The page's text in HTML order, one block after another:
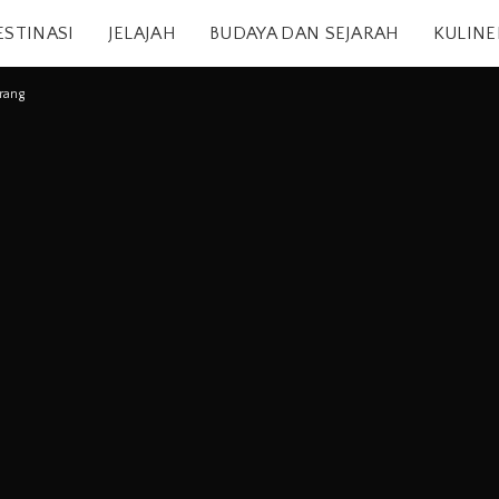
JELAJAH BUDAYA DAN SEJARAH